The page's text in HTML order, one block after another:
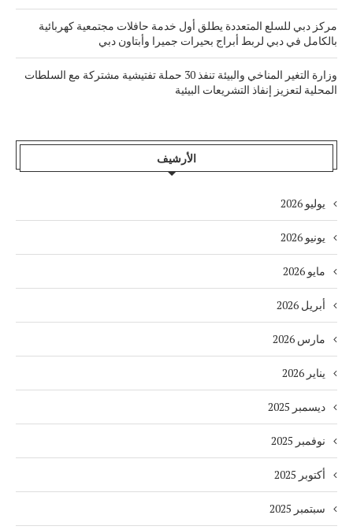
مركز دبي للسلع المتعددة يطلق أول خدمة حافلات مجتمعية كهربائية
بالكامل في دبي لربط أبراج بحيرات جميرا وأبتاون دبي
وزارة التغير المناخي والبيئة تنفذ 30 حملة تفتيشية مشتركة مع السلطات
المحلية لتعزيز إنفاذ التشريعات البيئية
الأرشيف
يوليو 2026
يونيو 2026
مايو 2026
أبريل 2026
مارس 2026
يناير 2026
ديسمبر 2025
نوفمبر 2025
أكتوبر 2025
سبتمبر 2025